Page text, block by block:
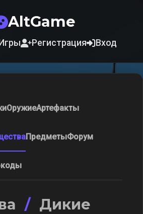
AltGame
Игры Регистрация Вход
ОружиеАртефакты
ПредметыФорум
/ Дикие